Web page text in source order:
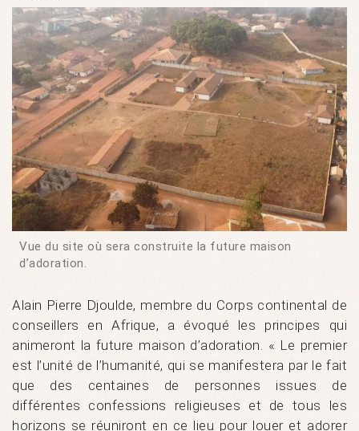
Vue du site où sera construite la future maison
d’adoration.
Alain Pierre Djoulde, membre du Corps continental de
conseillers en Afrique, a évoqué les principes qui
animeront la future maison d’adoration. « Le premier
est l’unité de l’humanité, qui se manifestera par le fait
que des centaines de personnes issues de
différentes confessions religieuses et de tous les
horizons se réuniront en ce lieu pour louer et adorer